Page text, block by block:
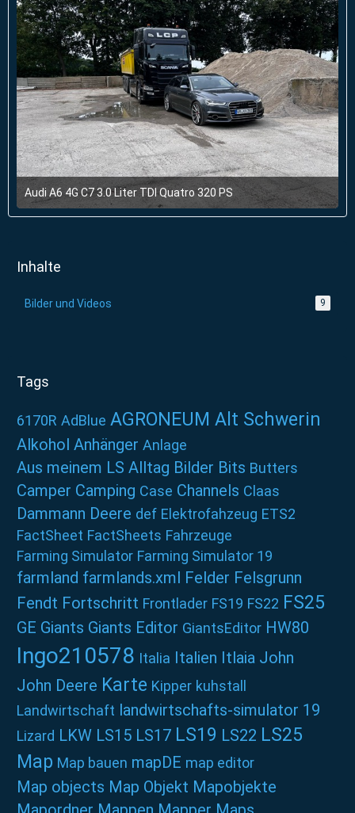
Audi A6 4G C7 3.0 Liter TDI Quatro 320 PS
4. August 2024 um 10:43
Inhalte
Bilder und Videos 9
Tags
6170R AdBlue AGRONEUM Alt Schwerin
Alkohol Anhänger Anlage
Aus meinem LS Alltag Bilder Bits Butters
Camper Camping Case Channels Claas
Dammann Deere def Elektrofahzeug ETS2
FactSheet FactSheets Fahrzeuge
Farming Simulator Farming Simulator 19
farmland farmlands.xml Felder Felsgrunn
Fendt Fortschritt Frontlader FS19 FS22 FS25
GE Giants Giants Editor GiantsEditor HW80
Ingo210578 Italia Italien Itlaia John
John Deere Karte Kipper kuhstall
Landwirtschaft landwirtschafts-simulator 19
Lizard LKW LS15 LS17 LS19 LS22 LS25
Map Map bauen mapDE map editor
Map objects Map Objekt Mapobjekte